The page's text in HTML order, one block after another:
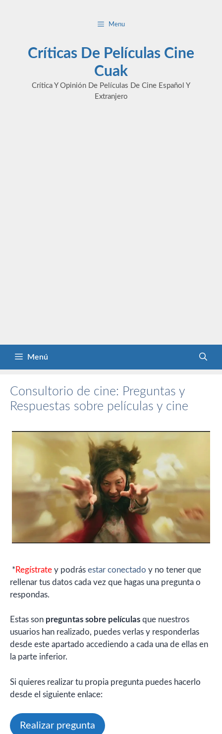
Menu
Críticas De Películas Cine
Cuak
Crítica Y Opinión De Películas De Cine Español Y
Extranjero
Menú
Consultorio de cine: Preguntas y
Respuestas sobre películas y cine
* Regístrate y podrás estar conectado y no tener que
rellenar tus datos cada vez que hagas una pregunta o
respondas.
Estas son preguntas sobre películas que nuestros
usuarios han realizado, puedes verlas y responderlas
desde este apartado accediendo a cada una de ellas en
la parte inferior.
Si quieres realizar tu propia pregunta puedes hacerlo
desde el siguiente enlace:
Realizar pregunta